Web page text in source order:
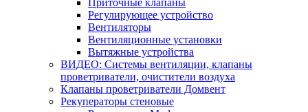
Приточные клапаны
Регулирующее устройство
Вентиляторы
Вентиляционные установки
Вытяжные устройства
ВИДЕО: Системы вентиляции, клапаны
проветриватели, очистители воздуха
Клапаны проветриватели Домвент
Рекуператоры стеновые